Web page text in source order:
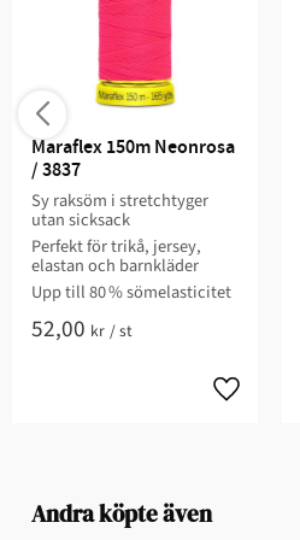
Maraflex 150m Neonrosa
/ 3837
Sy raksöm i stretchtyger
utan sicksack
Perfekt för trikå, jersey,
elastan och barnkläder
Upp till 80 % sömelasticitet
52,00 kr /st
Andra köpte även